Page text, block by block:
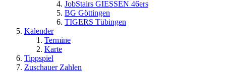
JobStairs GIESSEN 46ers
BG Göttingen
TIGERS Tübingen
Kalender
Termine
Karte
Tippspiel
Zuschauer Zahlen